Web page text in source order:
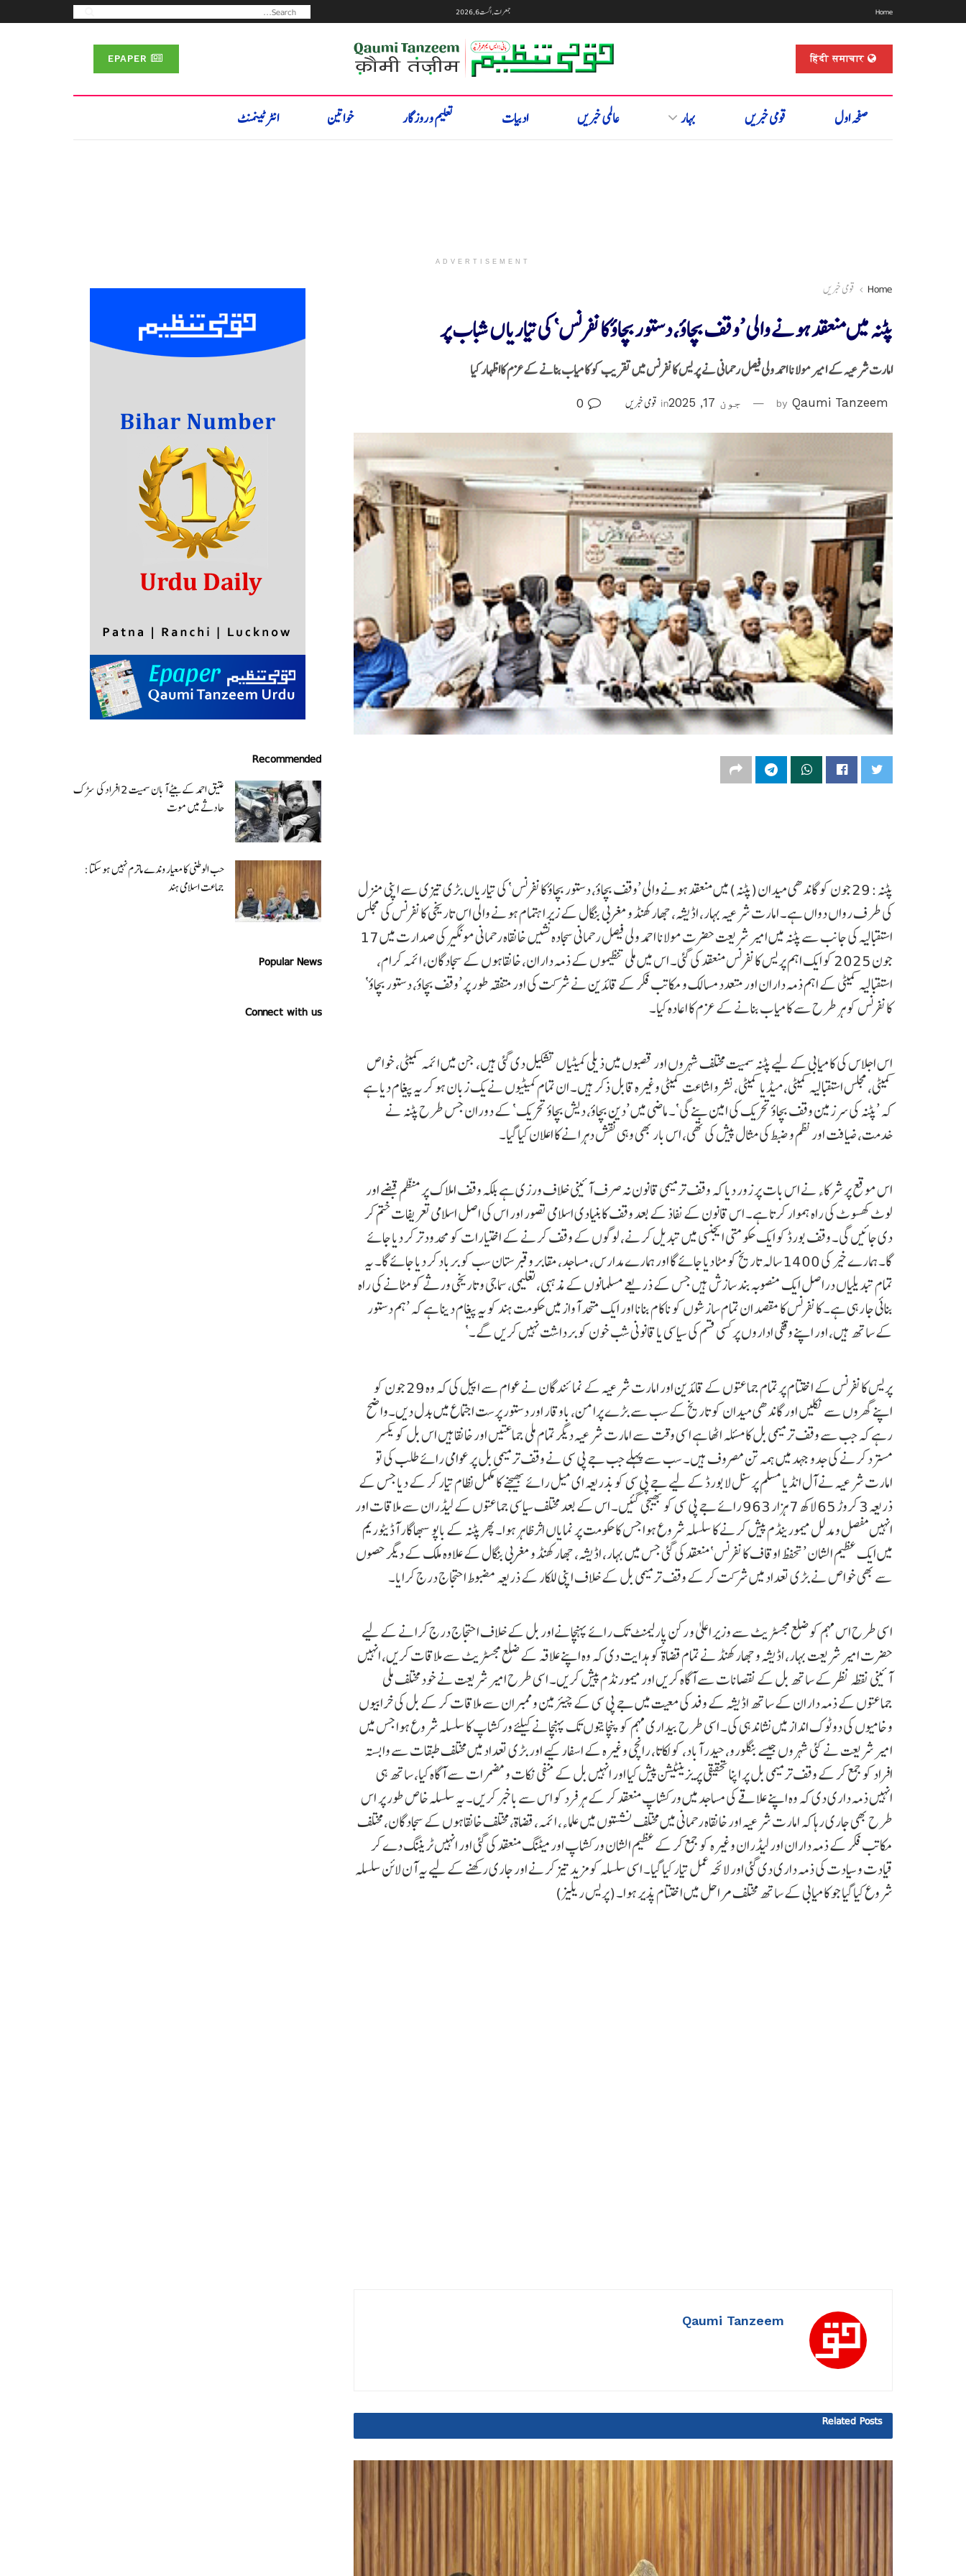
Home جمعرات, اگست 6, 2026
हिंदी समाचार
صفحہ اول قومی خبریں بہار عالمی خبریں ادبیات تعلیم و روزگار خواتین انٹرٹینمنٹ
ADVERTISEMENT
Home قومی خبریں
پٹنہ میں منعقد ہونے والی ’وقف بچاؤ، دستور بچاؤ کانفرنس‘ کی تیاریاں شباب پر
امارت شرعیہ کے امیر مولانا احمد ولی فیصل رحمانی نے پریس کانفرنس میں تقریب کو کامیاب بنانے کےعزم کااظہار کیا
by Qaumi Tanzeem جون 17, 2025 in قومی خبریں
پٹنہ: 29 جون کو گاندھی میدان (پٹنہ) میں منعقد ہونے والی ’وقف بچاؤ، دستور بچاؤ کانفرنس‘ کی تیاریاں بڑی تیزی سے اپنی منزل
کی طرف رواں دواں ہے۔ امارت شرعیہ بہار، اڈیشہ، جھارکھنڈ و مغربی بنگال کے زیر اہتمام ہونے والی اس تاریخی کانفرنس کی مجلس
استقبالیہ کی جانب سے پٹنہ میں امیر شریعت حضرت مولانا احمد ولی فیصل رحمانی سجادہ نشیں خانقاہ رحمانی مونگیر کی صدارت میں 17
جون 2025 کو ایک اہم پریس کانفرنس منعقد کی گئی۔ اس میں ملی تنظیموں کے ذمہ داران، خانقاہوں کے سجادگان، ائمہ کرام،
استقبالیہ کمیٹی کے اہم ذمہ داران اور متعدد مسالک و مکاتب فکر کے قائدین نے شرکت کی اور متفقہ طور پر ’وقف بچاؤ، دستور بچاؤ‘
کانفرنس کو ہر طرح سے کامیاب بنانے کے عزم کا اعادہ کیا۔
اس اجلاس کی کامیابی کے لیے پٹنہ سمیت مختلف شہروں اور قصبوں میں ذیلی کمیٹیاں تشکیل دی گئی ہیں، جن میں ائمہ کمیٹی، خواص
کمیٹی، مجلس استقبالیہ کمیٹی، میڈیا کمیٹی، نشر و اشاعت کمیٹی وغیرہ قابل ذکر ہیں۔ ان تمام کمیٹیوں نے یک زبان ہو کر یہ پیغام دیا ہے
کہ ’پٹنہ کی سرزمین وقف بچاؤ تحریک کی امین بنے گی‘۔ ماضی میں ’دین بچاؤ، دیش بچاؤ تحریک‘ کے دوران جس طرح پٹنہ نے
خدمت، ضیافت اور نظم و ضبط کی مثال پیش کی تھی، اس بار بھی وہی نقش دہرانے کا اعلان کیا گیا۔
اس موقع پر شرکاء نے اس بات پر زور دیا کہ وقف ترمیمی قانون نہ صرف آئینی خلاف ورزی ہے بلکہ وقف املاک پر منظم قبضے اور
لوٹ کھسوٹ کی راہ ہموار کرتا ہے۔ اس قانون کے نفاذ کے بعد وقف کا بنیادی اسلامی تصور اور اس کی اصل اسلامی تعریفات ختم کر
دی جائیں گی۔ وقف بورڈ کو ایک حکومتی ایجنسی میں تبدیل کرنے، لوگوں کے وقف کرنے کے اختیارات کو محدود تر کر دیا جائے
گا۔ ہمارے خیر کی 1400 سالہ تاریخ کو مٹا دیا جائے گا اور ہمارے مدارس، مساجد، مقابر و قبرستان سب کو برباد کر دیا جائے گا۔ یہ
تمام تبدیلیاں دراصل ایک منصوبہ بند سازش ہیں جس کے ذریعے مسلمانوں کے مذہبی، تعلیمی، سماجی و تاریخی ورثے کو مٹانے کی راہ
بنائی جا رہی ہے۔ کانفرنس کا مقصد ان تمام سازشوں کو ناکام بنانا اور ایک متحد آواز میں حکومت ہند کو یہ پیغام دینا ہے کہ ’ہم دستور
کے ساتھ ہیں، اور اپنے وقفی اداروں پر کسی قسم کی سیاسی یا قانونی شب خون کو برداشت نہیں کریں گے۔‘
پریس کانفرنس کے اختتام پر تمام جماعتوں کے قائدین اور امارت شرعیہ کے نمائندگان نے عوام سے اپیل کی کہ وہ 29 جون کو
اپنے گھروں سے نکلیں اور گاندھی میدان کو تاریخ کے سب سے بڑے پرامن، باوقار اور دستور پرست اجتماع میں بدل دیں۔واضح
رہے کہ جب سے وقف ترمیمی بل کا مسئلہ اٹھا ہے اسی وقت سے امارت شرعیہ دیگر تمام ملی جماعتیں اور خانقاہیں اس بل کو یکسر
مسترد کرنے کی جدو جہد میں ہمہ تن مصروف ہیں۔ سب سے پہلے جب جے پی سی نے وقف ترمیمی بل پر عوامی رائے طلب کی تو
امارت شرعیہ نے آل انڈیا مسلم پرسنل لا بورڈ کے لیے جے پی سی کو بذریعہ ای میل رائے بھیجنے کا مکمل نظام تیار کر کے دیا جس کے
ذریعہ 3 کروڑ 65 لاکھ 7 ہزار 963 رائے جے پی سی کو بھیجی گئیں۔ اس کے بعد مختلف سیاسی جماعتوں کے لیڈران سے ملاقات اور
انہیں مفصل و مدلل میمورینڈم پیش کرنے کا سلسلہ شروع ہوا جس کا حکومت پر نمایاں اثر ظاہر ہوا۔ پھر پٹنہ کے باپو سبھاگار آڈیٹوریم
میں ایک عظیم الشان ’تحفظ اوقاف کانفرنس‘ منعقد کی گئی جس میں بہار، اڈیشہ، جھارکھنڈ و مغربی بنگال کے علاوہ ملک کے دیگر حصوں
سے بھی خواص نے بڑی تعداد میں شرکت کر کے وقف ترمیمی بل کے خلاف اپنی للکار کے ذریعہ مضبوط احتجاج درج کرایا۔
اسی طرح اس مہم کو ضلع مجسٹریٹ سے وزیر اعلیٰ و رکن پارلیمنٹ تک رائے پہنچانےاور بل کے خلاف احتجاج درج کرانے کے لیے
حضرت امیر شریعت بہار، اڈیشہ و جھارکھنڈ نے تمام قضاۃ کو ہدایت دی کہ وہ اپنے علاقہ کے ضلع مجسٹریٹ سے ملاقات کریں، انہیں
آئینی نقطہ نظر کے ساتھ بل کے نقصانات سے آگاہ کریں اور میمورنڈم پیش کریں۔ اسی طرح امیر شریعت نے خود مختلف ملی
جماعتوں کے ذمہ داران کے ساتھ اڈیشہ کے وفد کی معیت میں جے پی سی کے چیئرمین و ممبران سے ملاقات کر کے بل کی خرابیوں
و خامیوں کی دو ٹوک انداز میں نشاندہی کی۔ اسی طرح بیداری مہم کو پنچایتوں تک پہنچانے کیلئے ورکشاپ کا سلسلہ شروع ہوا جس میں
امیر شریعت نے کئی شہروں جیسے بنگلورو، حیدر آباد، کولکاتا، رانچی وغیرہ کے اسفار کیے اور بڑی تعداد میں مختلف طبقات سے وابستہ
افراد کو جمع کر کے وقف ترمیمی بل پر اپنا تحقیقی پریزینٹیشن پیش کیا اور انہیں بل کے منفی نکات و مضمرات سے آگاہ کیا، ساتھ ہی
انہیں ذمہ داری دی کہ وہ اپنے علاقے کی مساجد میں ورکشاپ منعقد کر کے ہر فرد کو اس سے باخبر کریں۔ یہ سلسلہ خاص طور پر اس
طرح بھی جاری رہا کہ امارت شرعیہ اور خانقاہ رحمانی میں مختلف نشستوں میں علماء، ائمہ، قضاۃ، مختلف خانقاہوں کے سجادگان، مختلف
مکاتب فکر کے ذمہ داران اور لیڈران وغیرہ کو جمع کر کے عظیم الشان ورکشاپ اور میٹنگ منعقد کی گئی اور انہیں ٹریننگ دے کر
قیادت و سیادت کی ذمہ داری دی گئی اور لائحہ عمل تیار کیا گیا۔ اسی سلسلہ کو مزید تیز کرنے اور جاری رکھنے کے لیے یہ آن لائن سلسلہ
شروع کیا گیا جو کامیابی کے ساتھ مختلف مراحل میں اختتام پذیر ہوا۔ (پریس ریلیز)
Qaumi Tanzeem
Related Posts
Recommended
عتیق احمد کے بیٹے آبان سمیت 2 افراد کی سڑک
حادثے میں موت
حب الوطنی کا معیار وندے ماترم نہیں ہو سکتا :
جماعت اسلامی ہند
Popular News
Connect with us